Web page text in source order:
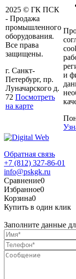
2025 © ГК ПСК
- Продажа
промышленного
оборудования.
Все права
защищены.
г. Санкт-
Петербург, пр.
Луначарского д.
72 Посмотреть
на карте
и
Обратная связь
+7 (812) 327-86-01
info@pskgk.ru
Сравнение0
Избранное0
Корзина0
Купить в один клик
Заполните данные